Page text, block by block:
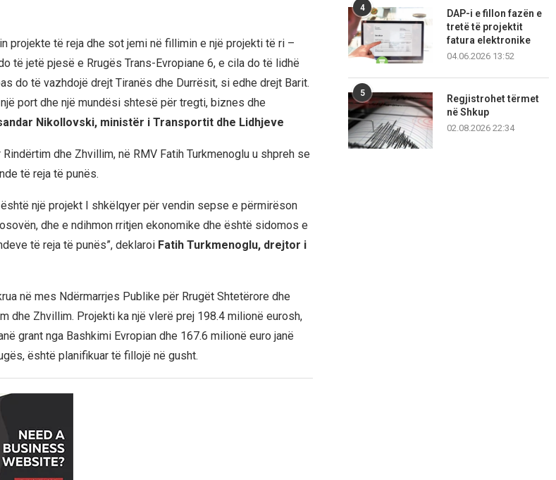
projekte të reja dhe sot jemi në fillimin e një projekti të ri –
të jetë pjesë e Rrugës Trans-Evropiane 6, e cila do të lidhë
do të vazhdojë drejt Tiranës dhe Durrësit, si edhe drejt Barit.
port dhe një mundësi shtesë për tregti, biznes dhe
Nikollovski, ministër i Transportit dhe Lidhjeve
dhe Zhvillim, në RMV Fatih Turkmenoglu u shpreh se
të reja të punës.
një projekt I shkëlqyer për vendin sepse e përmirëson
dhe e ndihmon rritjen ekonomike dhe është sidomos e
të reja të punës”, deklaroi Fatih Turkmenoglu, drejtor i
në mes Ndërmarrjes Publike për Rrugët Shtetërore dhe
dhe Zhvillim. Projekti ka një vlerë prej 198.4 milionë eurosh,
grant nga Bashkimi Evropian dhe 167.6 milionë euro janë
është planifikuar të fillojë në gusht.
4
DAP-i e fillon fazën e
tretë të projektit
fatura elektronike
04.06.2026 13:52
5
Regjistrohet tërmet
në Shkup
02.08.2026 22:34